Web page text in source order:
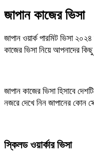
জাপান কাজের ভিসা
জাপান ওয়ার্ক পারমিট ভিসা
কাজের ভিসা নিয়ে আপনাদের কিছু
জাপান কাজের ভিসা হিসাবে
নজরে দেখে নিন জাপানের কোন
স্কিলড ওয়ার্কার ভিসা